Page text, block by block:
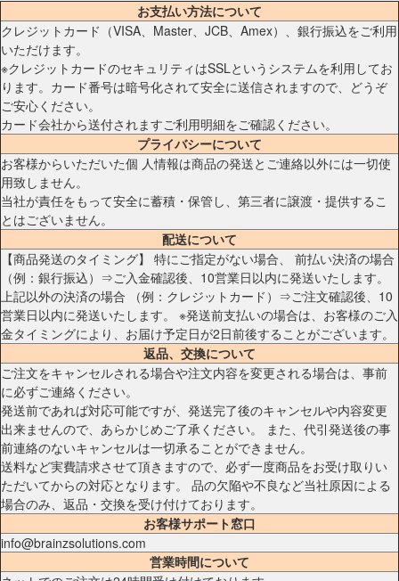
お支払い方法について
クレジットカード（VISA、Master、JCB、Amex）、銀行振込をご利用
いただけます。
※クレジットカードのセキュリティはSSLというシステムを利用してお
ります。カード番号は暗号化されて安全に送信されますので、どうぞ
ご安心ください。
カード会社から送付されますご利用明細をご確認ください。
プライバシーについて
お客様からいただいた個 人情報は商品の発送とご連絡以外には一切使
用致しません。
当社が責任をもって安全に蓄積・保管し、第三者に譲渡・提供するこ
とはございません。
配送について
【商品発送のタイミング】 特にご指定がない場合、 前払い決済の場合
（例：銀行振込）⇒ご入金確認後、10営業日以内に発送いたします。
上記以外の決済の場合 （例：クレジットカード）⇒ご注文確認後、10
営業日以内に発送いたします。 ※発送前支払いの場合は、お客様のご入
金タイミングにより、お届け予定日が2日前後することがございます。
返品、交換について
ご注文をキャンセルされる場合や注文内容を変更される場合は、事前
に必ずご連絡ください。
発送前であれば対応可能ですが、発送完了後のキャンセルや内容変更
出来ませんので、あらかじめご了承ください。 また、代引発送後の事
前連絡のないキャンセルは一切承ることができません。
送料など実費請求させて頂きますので、必ず一度商品をお受け取りい
ただいてからの対応となります。 品の欠陥や不良など当社原因による
場合のみ、返品・交換を受け付けております。
お客様サポート窓口
info@brainzsolutions.com
営業時間について